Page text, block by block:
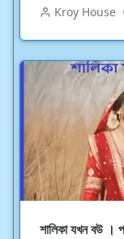
Kroy House
শালিকা যখন বউ ।